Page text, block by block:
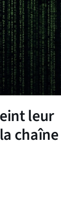
leur
chaîne